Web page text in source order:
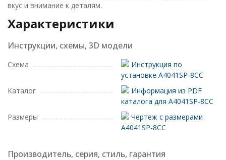
вкус и внимание к деталям.
Характеристики
Инструкции, схемы, 3D модели
Схема
Инструкция по
установке A4041SP-8CC
Каталог
Информация из PDF
каталога для A4041SP-8CC
Размеры
Чертеж с размерами
A4041SP-8CC
Производитель, серия, стиль, гарантия